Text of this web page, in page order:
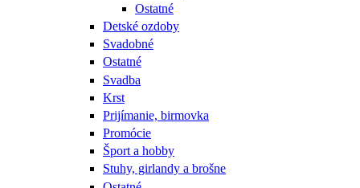
Ostatné
Detské ozdoby
Svadobné
Ostatné
Svadba
Krst
Prijímanie, birmovka
Promócie
Šport a hobby
Stuhy, girlandy a brošne